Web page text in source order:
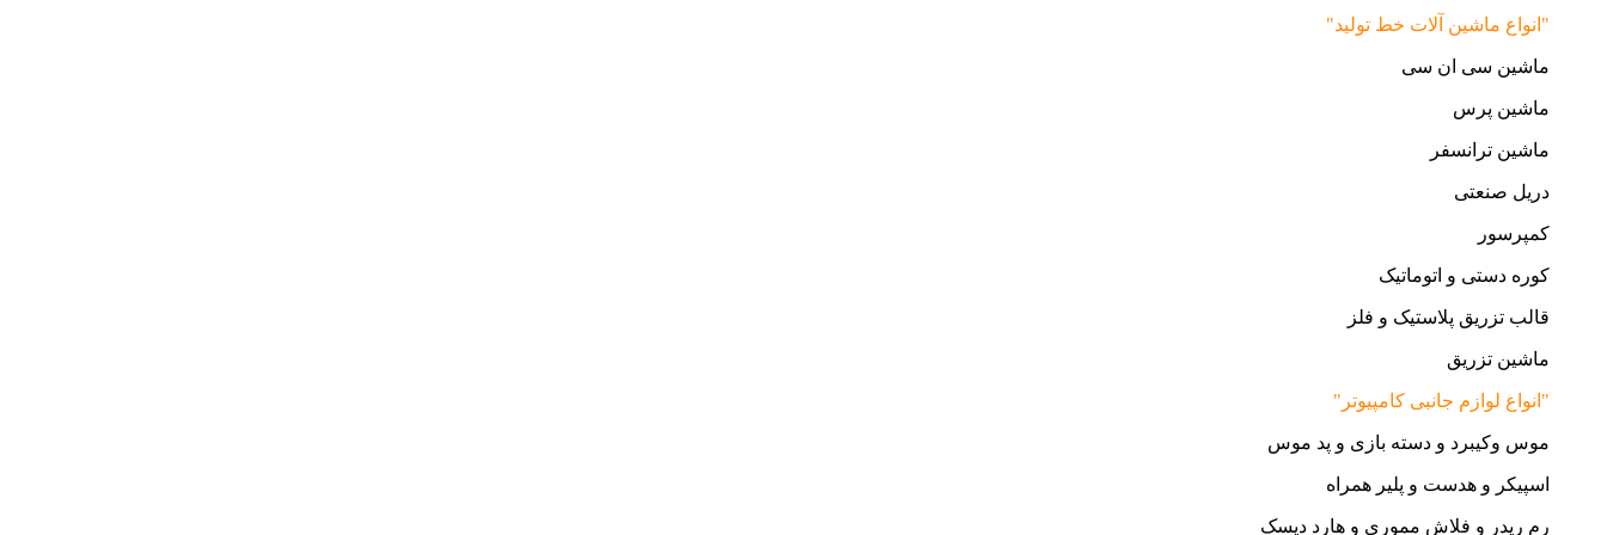
"انواع ماشین آلات خط تولید"
ماشین سی ان سی
ماشین پرس
ماشین ترانسفر
دریل صنعتی
کمپرسور
کوره دستی و اتوماتیک
قالب تزریق پلاستیک و فلز
ماشین تزریق
"انواع لوازم جانبی کامپیوتر"
موس وکیبرد و دسته بازی و پد موس
اسپیکر و هدست و پلیر همراه
رم ریدر و فلاش مموری و هارد دیسک